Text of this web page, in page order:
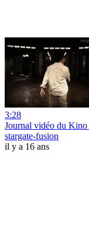
3:28
Journal vidéo du
stargate-fusion
il y a 16 ans